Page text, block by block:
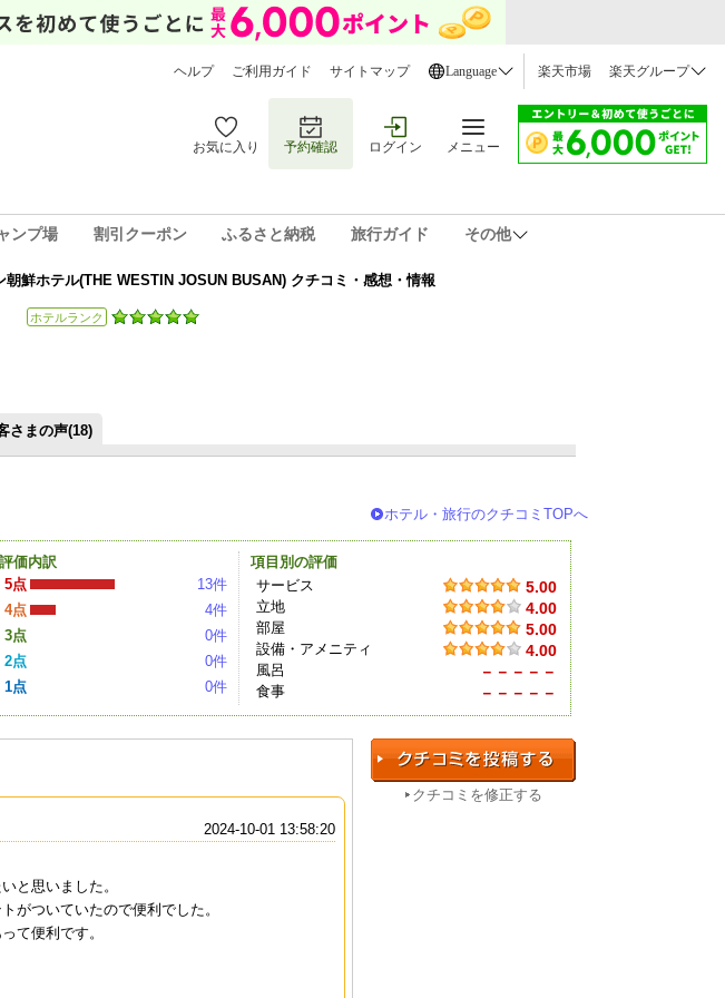
ヘルプ ご利用ガイド サイトマップ Language 楽天市場 楽天グループ
お気に入り 予約確認 ログイン メニュー
ンプ場 割引クーポン ふるさと納税 旅行ガイド その他
朝鮮ホテル(THE WESTIN JOSUN BUSAN) クチコミ・感想・情報
ホテルランク
さまの声(18)
評価内訳
5点
13件
4点
4件
3点
0件
2点
0件
1点
0件
項目別の評価
サービス
5.00
立地 4.00
部屋 5.00
設備・アメニティ 4.00
風呂 －－－－－
食事 －－－－－
2024-10-01 13:58:20
と思いました。
がついていたので便利でした。
て便利です。
クチコミを修正する
ホテル・旅行のクチコミTOPへ